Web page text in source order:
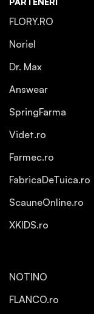
FLORY.RO
Noriel
Dr. Max
Answear
SpringFarma
Videt.ro
Farmec.ro
FabricaDeTuica.ro
ScauneOnline.ro
XKIDS.ro
NOTINO
FLANCO.ro